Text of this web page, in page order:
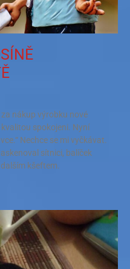
nákup výrobku nové
kvalitou spokojeni. Nyní
Nechce se mi vyčkávat.
sítnici, balíček
kšeftem.